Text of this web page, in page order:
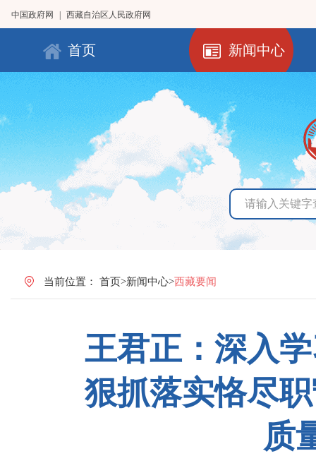
中国政府网 西藏自治区人民政府网
首页 新闻中心
当前位置： 首页>新闻中心>西藏要闻
王君正：深入
狠抓落实恪尽
质